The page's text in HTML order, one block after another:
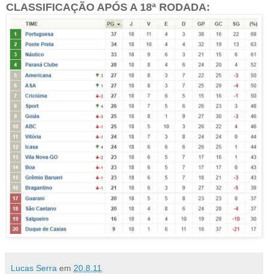
CLASSIFICAÇÃO APÓS A 18ª RODADA:
Lucas Serra em 20.8.11